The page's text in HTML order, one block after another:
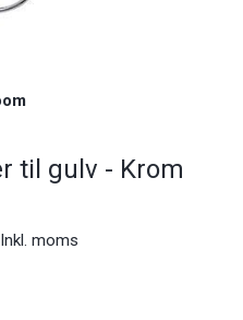
til gulv - Krom
Inkl. moms